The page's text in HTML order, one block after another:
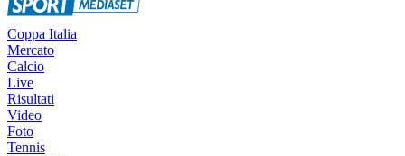
Coppa Italia
Mercato
Calcio
Live
Risultati
Video
Foto
Tennis